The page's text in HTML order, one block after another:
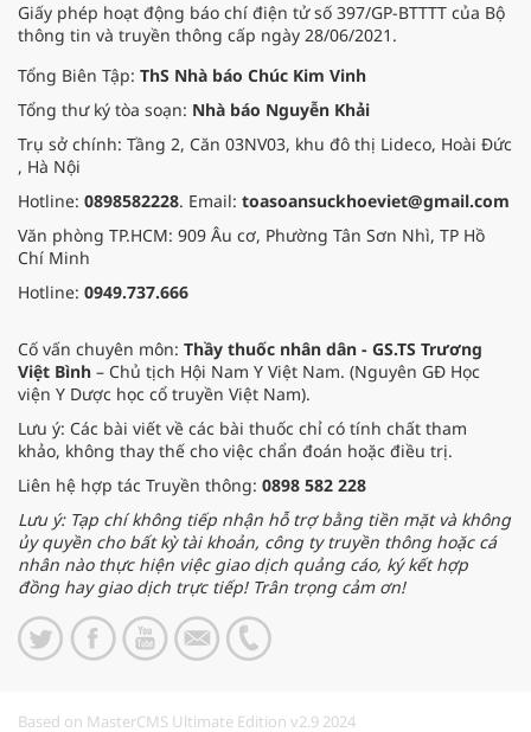
hàng tốt nhất Việt Nam” từ 3 tổ
chức uy tín hàng đầu thế giới là
Euromoney, FinanceAsia và Global
Finance.
Giấy phép hoạt động báo chí điện tử số 397/GP-BTTTT của Bộ
thông tin và truyền thông cấp ngày 28/06/2021.
Tổng Biên Tập: ThS Nhà báo Chúc Kim Vinh
Tổng thư ký tòa soạn: Nhà báo Nguyễn Khải
Trụ sở chính: Tầng 2, Căn 03NV03, khu đô thị Lideco, Hoài Đức
, Hà Nội
Hotline: 0898582228. Email: toasoansuckhoeviet@gmail.com
Văn phòng TP.HCM: 909 Âu cơ, Phường Tân Sơn Nhì, TP Hồ
Chí Minh
Hotline: 0949.737.666
Cố vấn chuyên môn: Thầy thuốc nhân dân - GS.TS Trương
Việt Bình – Chủ tịch Hội Nam Y Việt Nam. (Nguyên GĐ Học
viện Y Dược học cổ truyền Việt Nam).
Lưu ý: Các bài viết về các bài thuốc chỉ có tính chất tham
khảo, không thay thế cho việc chẩn đoán hoặc điều trị.
Liên hệ hợp tác Truyền thông: 0898 582 228
Lưu ý: Tạp chí không tiếp nhận hỗ trợ bằng tiền mặt và không
ủy quyền cho bất kỳ tài khoản, công ty truyền thông hoặc cá
nhân nào thực hiện việc giao dịch quảng cáo, ký kết hợp
đồng hay giao dịch trực tiếp! Trân trọng cảm ơn!
Based on MasterCMS Ultimate Edition v2.9 2024